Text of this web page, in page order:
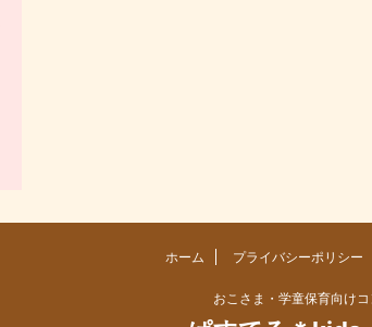
ホーム プライバシーポリシー
おこさま・学童保育向け